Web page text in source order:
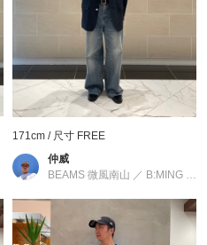
各種世界趨勢流行元素，以運動
礎，結合美式學院風、搖滾、街
的美式休閒文化風格。
171cm / 尺寸 FREE
仲威
BEAMS 微風南山 ／ B:MING by BEAMS